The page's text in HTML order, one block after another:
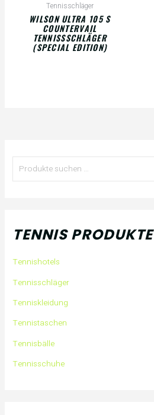
Tennisschläger
WILSON ULTRA 105 S
COUNTERVAIL
TENNISSSCHLÄGER
(SPECIAL EDITION)
n
a
c
h
TENNIS PRODUKTE
Tennishotels
Tennisschläger
Tenniskleidung
Tennistaschen
Tennisbälle
Tennisschuhe